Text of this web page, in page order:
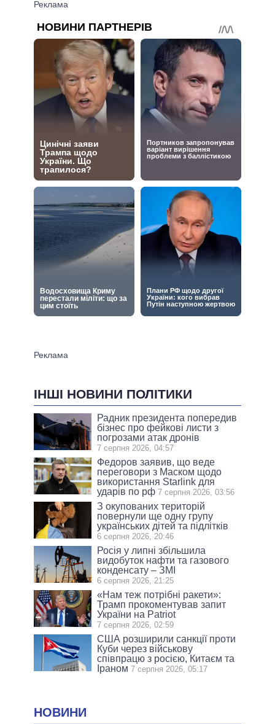
ІНШІ НОВИНИ ПОЛІТИКИ
Радник президента попередив
бізнес про фейкові листи з
погрозами атак дронів
7 серпня 2026, 04:57
Федоров заявив, що веде
переговори з Маском щодо
використання Starlink для
ударів по рф 7 серпня 2026, 03:56
З окупованих територій
повернули ще одну групу
українських дітей та підлітків
6 серпня 2026, 20:46
Росія у липні збільшила
видобуток нафти та газового
конденсату – ЗМІ
6 серпня 2026, 21:25
«Нам теж потрібні ракети»:
Трамп прокоментував запит
України на Patriot
7 серпня 2026, 02:59
США розширили санкції проти
Куби через військову
співпрацю з росією, Китаєм та
Іраном 7 серпня 2026, 05:17
НОВИНИ